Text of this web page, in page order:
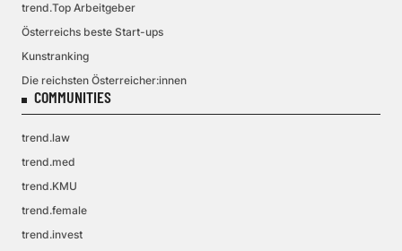
trend.Top Arbeitgeber
Österreichs beste Start-ups
Kunstranking
Die reichsten Österreicher:innen
COMMUNITIES
trend.law
trend.med
trend.KMU
trend.female
trend.invest